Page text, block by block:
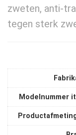
zweten, anti-
tegen sterk
Modelnummer